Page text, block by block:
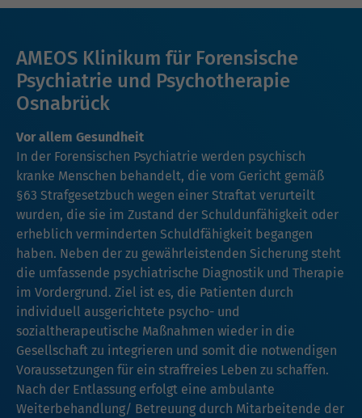
AMEOS Klinikum für Forensische
Psychiatrie und Psychotherapie
Osnabrück
Vor allem Gesundheit
In der Forensischen Psychiatrie werden psychisch
kranke Menschen behandelt, die vom Gericht gemäß
§63 Strafgesetzbuch wegen einer Straftat verurteilt
wurden, die sie im Zustand der Schuldunfähigkeit oder
erheblich verminderten Schuldfähigkeit begangen
haben. Neben der zu gewährleistenden Sicherung steht
die umfassende psychiatrische Diagnostik und Therapie
im Vordergrund. Ziel ist es, die Patienten durch
individuell ausgerichtete psycho- und
sozialtherapeutische Maßnahmen wieder in die
Gesellschaft zu integrieren und somit die notwendigen
Voraussetzungen für ein straffreies Leben zu schaffen.
Nach der Entlassung erfolgt eine ambulante
Weiterbehandlung/ Betreuung durch Mitarbeitende der